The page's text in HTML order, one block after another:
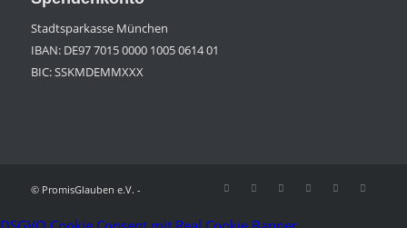
Stadtsparkasse München
IBAN: DE97 7015 0000 1005 0614 01
BIC: SSKMDEMMXXX
© PromisGlauben e.V. -